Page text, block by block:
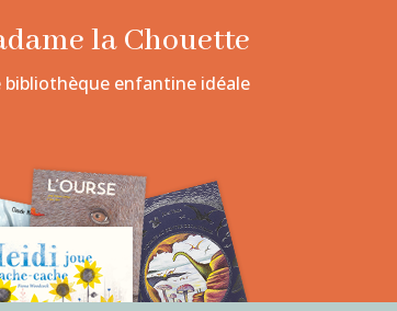
la Chouette
bibliothèque enfantine idéale